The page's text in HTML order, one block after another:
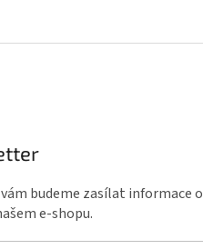
budeme zasílat informace o
e-shopu.